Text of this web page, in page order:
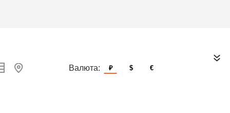
Валюта: ₽ $ €